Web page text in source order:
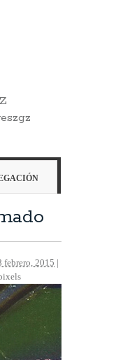
febrero, 2015 |